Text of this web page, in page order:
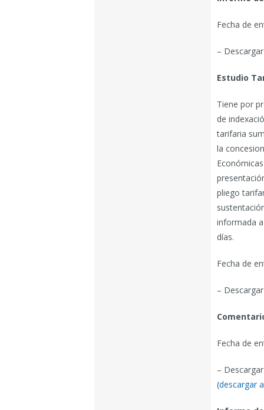
Fecha de
–
Estudio
Tiene por
de
tarifaria
la
pliego
informada
días.
Fecha de
–
Fecha de
–
(descargar